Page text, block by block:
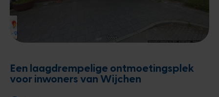
Een laagdrempelige ontmoetingsplek
voor inwoners van Wijchen